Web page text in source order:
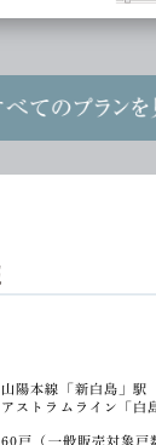
山陽本線「新白島」
アストラムライン「
60戸（一般販売対象戸